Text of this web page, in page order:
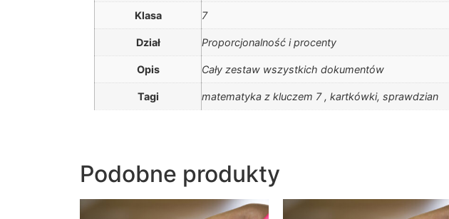
Klasa 7
Dział Proporcjonalność i procenty
Opis Cały zestaw wszystkich dokumentów
Tagi matematyka z kluczem 7 , kartkówki, sprawdzian
Podobne produkty